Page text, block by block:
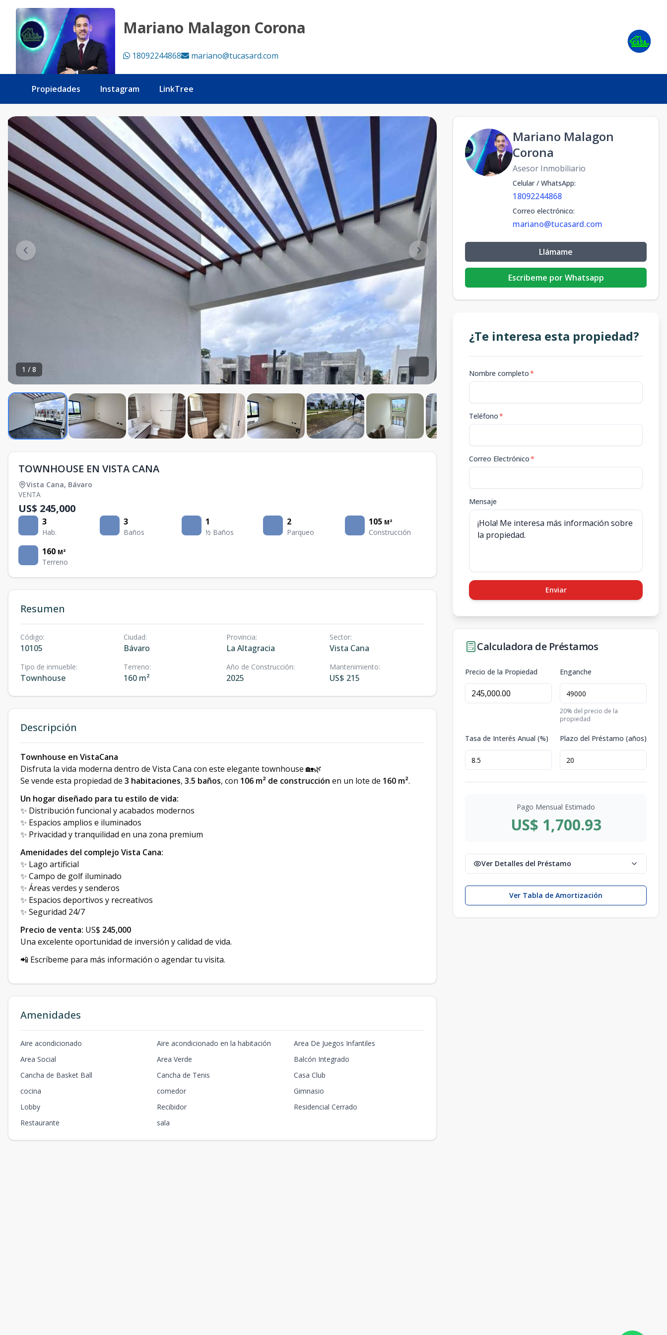
Mariano Malagon Corona
18092244868 mariano@tucasard.com
Propiedades Instagram LinkTree
1 / 8
TOWNHOUSE EN VISTA CANA
Vista Cana, Bávaro
VENTA
US$ 245,000
3
Hab.
3
Baños
1
½ Baños
2
Parqueo
105 M²
Construcción
160 M²
Terreno
Resumen
Código:
10105
Ciudad:
Bávaro
Provincia:
La Altagracia
Sector:
Vista Cana
Tipo de inmueble:
Townhouse
Terreno:
160 m²
Año de Construcción:
2025
Mantenimiento:
US$ 215
Descripción
Townhouse en VistaCana
Disfruta la vida moderna dentro de Vista Cana con este elegante townhouse 🏡🌿
Se vende esta propiedad de 3 habitaciones, 3.5 baños, con 106 m² de construcción en un lote de 160 m².
Un hogar diseñado para tu estilo de vida:
✨ Distribución funcional y acabados modernos
✨ Espacios amplios e iluminados
✨ Privacidad y tranquilidad en una zona premium
Amenidades del complejo Vista Cana:
✨ Lago artificial
✨ Campo de golf iluminado
✨ Áreas verdes y senderos
✨ Espacios deportivos y recreativos
✨ Seguridad 24/7
Precio de venta: US$ 245,000
Una excelente oportunidad de inversión y calidad de vida.
📲 Escríbeme para más información o agendar tu visita.
Amenidades
Aire acondicionado Aire acondicionado en la habitación
Area De Juegos Infantiles
Area Social
Area Verde
Balcón Integrado
Cancha de Basket Ball
Cancha de Tenis
Casa Club
cocina
comedor
Gimnasio
Lobby
Recibidor
Residencial Cerrado
Restaurante
sala
Mariano Malagon
Corona
Asesor Inmobiliario
Celular / WhatsApp:
18092244868
Correo electrónico:
mariano@tucasard.com
Llámame
Escribeme por Whatsapp
¿Te interesa esta propiedad?
Nombre completo*
Teléfono*
Correo Electrónico*
Mensaje
Enviar
Calculadora de Préstamos
Precio de la Propiedad Enganche
20% del precio de la
propiedad
Tasa de Interés Anual (%) Plazo del Préstamo (años)
Pago Mensual Estimado
US$ 1,700.93
Ver Detalles del Préstamo
Ver Tabla de Amortización
TOWNHOUSE EN VISTA CANA - Tu Casa RD